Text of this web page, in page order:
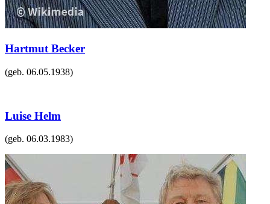
Hartmut Becker
(geb. 06.05.1938)
Luise Helm
(geb. 06.03.1983)